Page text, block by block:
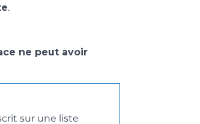
.
ne peut avoir
sur une liste